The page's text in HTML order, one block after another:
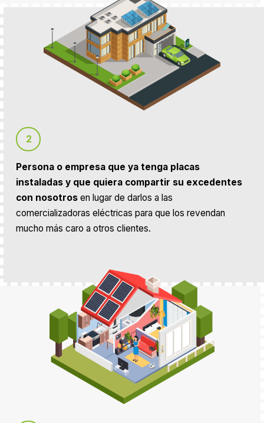
2
Persona o empresa que ya tenga placas
instaladas y que quiera compartir su excedentes
con nosotrosen lugar de darlos a las
comercializadoras eléctricas para que los revendan
mucho más caro a otros clientes.